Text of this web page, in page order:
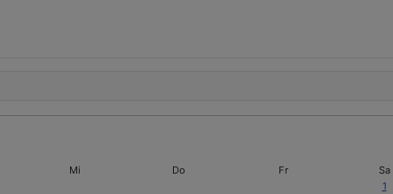
Mi Do Fr Sa
1